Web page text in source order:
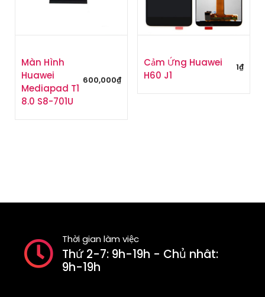
Màn Hình
Huawei
Mediapad T1
8.0 S8-701U
600,000₫
Cảm Ứng Huawei
H60 J1
1₫
Thời gian làm việc
Thứ 2-7: 9h-19h - Chủ nhât:
9h-19h